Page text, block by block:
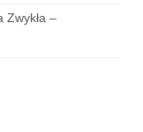
Zwykła –